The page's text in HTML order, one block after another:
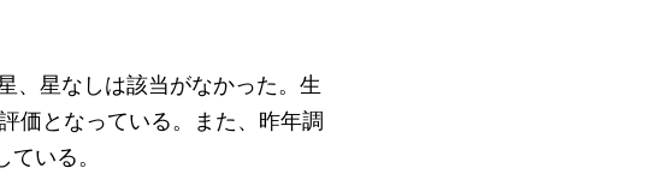
、星なしは該当がなかった。生
価となっている。また、昨年調
いる。